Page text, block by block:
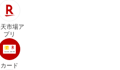
市場ア
プリ
カード